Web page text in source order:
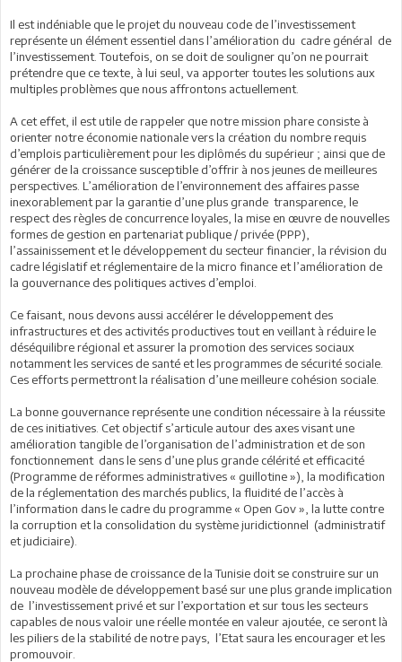
Il est indéniable que le projet du nouveau code de l’investissement
représente un élément essentiel dans l’amélioration du cadre général de
l’investissement. Toutefois, on se doit de souligner qu’on ne pourrait
prétendre que ce texte, à lui seul, va apporter toutes les solutions aux
multiples problèmes que nous affrontons actuellement.
A cet effet, il est utile de rappeler que notre mission phare consiste à
orienter notre économie nationale vers la création du nombre requis
d’emplois particulièrement pour les diplômés du supérieur ; ainsi que de
générer de la croissance susceptible d’offrir à nos jeunes de meilleures
perspectives. L’amélioration de l’environnement des affaires passe
inexorablement par la garantie d’une plus grande transparence, le
respect des règles de concurrence loyales, la mise en œuvre de nouvelles
formes de gestion en partenariat publique / privée (PPP),
l’assainissement et le développement du secteur financier, la révision du
cadre législatif et réglementaire de la micro finance et l’amélioration de
la gouvernance des politiques actives d’emploi.
Ce faisant, nous devons aussi accélérer le développement des
infrastructures et des activités productives tout en veillant à réduire le
déséquilibre régional et assurer la promotion des services sociaux
notamment les services de santé et les programmes de sécurité sociale.
Ces efforts permettront la réalisation d’une meilleure cohésion sociale.
La bonne gouvernance représente une condition nécessaire à la réussite
de ces initiatives. Cet objectif s’articule autour des axes visant une
amélioration tangible de l’organisation de l’administration et de son
fonctionnement dans le sens d’une plus grande célérité et efficacité
(Programme de réformes administratives « guillotine »), la modification
de la réglementation des marchés publics, la fluidité de l’accès à
l’information dans le cadre du programme « Open Gov », la lutte contre
la corruption et la consolidation du système juridictionnel (administratif
et judiciaire).
La prochaine phase de croissance de la Tunisie doit se construire sur un
nouveau modèle de développement basé sur une plus grande implication
de l’investissement privé et sur l’exportation et sur tous les secteurs
capables de nous valoir une réelle montée en valeur ajoutée, ce seront là
les piliers de la stabilité de notre pays, l’Etat saura les encourager et les
promouvoir.